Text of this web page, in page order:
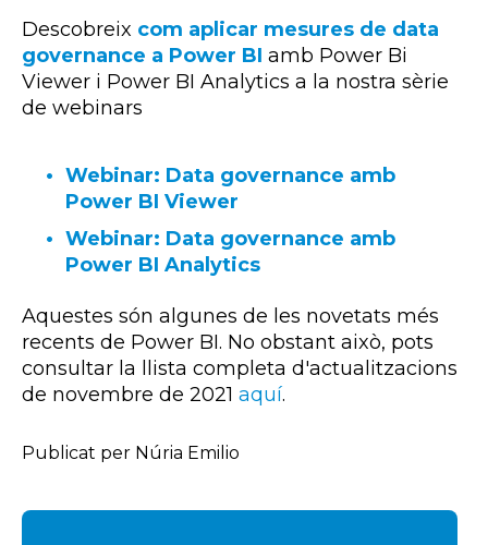
Descobreix com aplicar mesures de data
governance a Power BI amb Power Bi
Viewer i Power BI Analytics a la nostra sèrie
de webinars
Webinar: Data governance amb
Power BI Viewer
Webinar: Data governance amb
Power BI Analytics
Aquestes són algunes de les novetats més
recents de Power BI. No obstant això, pots
consultar la llista completa d'actualitzacions
de novembre de 2021 aquí.
Publicat per Núria Emilio